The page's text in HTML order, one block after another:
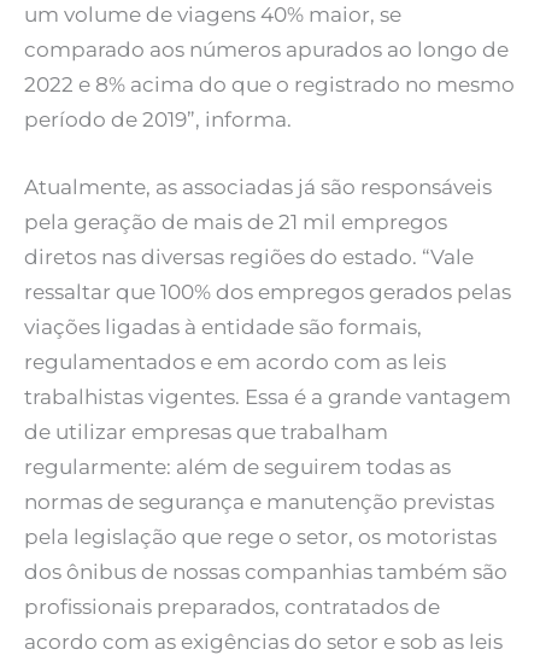
um volume de viagens 40% maior, se
comparado aos números apurados ao longo de
2022 e 8% acima do que o registrado no mesmo
período de 2019”, informa.
Atualmente, as associadas já são responsáveis
pela geração de mais de 21 mil empregos
diretos nas diversas regiões do estado. “Vale
ressaltar que 100% dos empregos gerados pelas
viações ligadas à entidade são formais,
regulamentados e em acordo com as leis
trabalhistas vigentes. Essa é a grande vantagem
de utilizar empresas que trabalham
regularmente: além de seguirem todas as
normas de segurança e manutenção previstas
pela legislação que rege o setor, os motoristas
dos ônibus de nossas companhias também são
profissionais preparados, contratados de
acordo com as exigências do setor e sob as leis